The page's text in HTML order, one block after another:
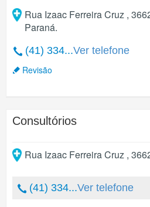
Rua Izaac Ferreira Cruz ,
Paraná.
(41) 334...Ver telefone
Revisão
Consultórios
Rua Izaac Ferreira Cruz ,
(41) 334...Ver telefone